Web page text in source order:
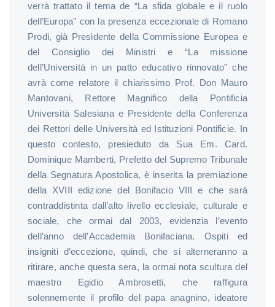
verrà trattato il tema de “La sfida globale e il ruolo
dell’Europa” con la presenza eccezionale di Romano
Prodi, già Presidente della Commissione Europea e
del Consiglio dei Ministri e “La missione
dell’Università in un patto educativo rinnovato” che
avrà come relatore il chiarissimo Prof. Don Mauro
Mantovani, Rettore Magnifico della Pontificia
Università Salesiana e Presidente della Conferenza
dei Rettori delle Università ed Istituzioni Pontificie. In
questo contesto, presieduto da Sua Em. Card.
Dominique Mamberti, Prefetto del Supremo Tribunale
della Segnatura Apostolica, è inserita la premiazione
della XVIII edizione del Bonifacio VIII e che sarà
contraddistinta dall’alto livello ecclesiale, culturale e
sociale, che ormai dal 2003, evidenzia l’evento
dell’anno dell’Accademia Bonifaciana. Ospiti ed
insigniti d’eccezione, quindi, che si alterneranno a
ritirare, anche questa sera, la ormai nota scultura del
maestro Egidio Ambrosetti, che raffigura
solennemente il profilo del papa anagnino, ideatore